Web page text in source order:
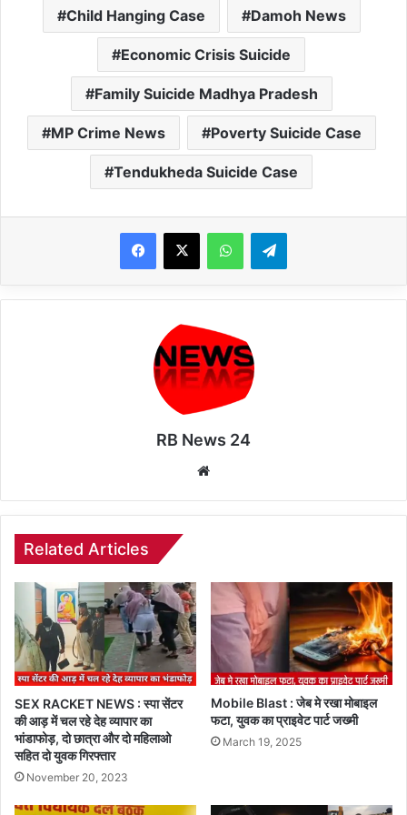
Child Hanging Case Damoh News
Economic Crisis Suicide
Family Suicide Madhya Pradesh
MP Crime News Poverty Suicide Case
Tendukheda Suicide Case
WhatsAppTelegram
RB News 24
Related Articles
SEX RACKET NEWS : स्पा सेंटर
की आड़ में चल रहे देह व्यापार का
भांडाफोड़, दो छात्रा और दो महिलाओ
सहित दो युवक गिरफ्तार
November 20, 2023
Mobile Blast : जेब मे रखा मोबाइल
फटा, युवक का प्राइवेट पार्ट जख्मी
March 19, 2025